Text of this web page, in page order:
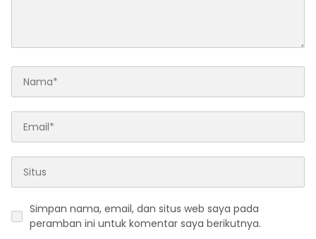
Simpan nama, email, dan situs web saya pada
peramban ini untuk komentar saya berikutnya.